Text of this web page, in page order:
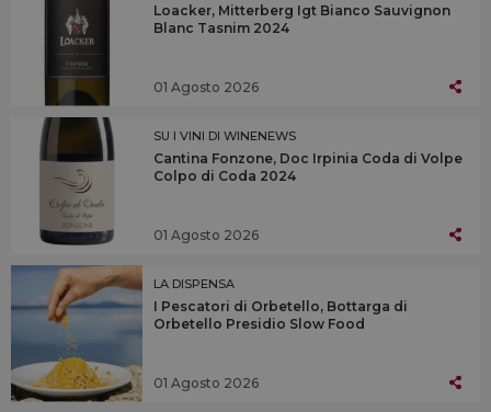
Loacker, Mitterberg Igt Bianco Sauvignon
Blanc Tasnim 2024
01 Agosto 2026
SU I VINI DI WINENEWS
Cantina Fonzone, Doc Irpinia Coda di Volpe
Colpo di Coda 2024
01 Agosto 2026
LA DISPENSA
I Pescatori di Orbetello, Bottarga di
Orbetello Presidio Slow Food
01 Agosto 2026